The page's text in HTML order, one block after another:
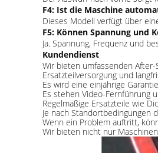
F4: Ist die Maschine
Dieses Modell verfügt über
F5: Können Spannung und
Ja. Spannung, Frequenz und
Kundendienst
Wir bieten umfassenden
Ersatzteilversorgung und
Es wird eine einjährige
Es stehen Video-Fernführung
Regelmäßige Ersatzteile wie
Je nach
Wenn ein Problem auftritt,
Wir bieten nicht nur